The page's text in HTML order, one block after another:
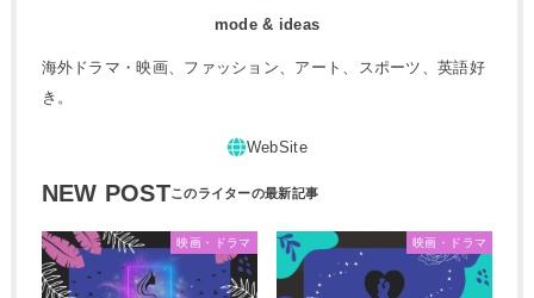
mode & ideas
海外ドラマ・映画、ファッション、アート、スポーツ、英語好
き。
NEW POST
映画・ドラマ 映画・ドラマ